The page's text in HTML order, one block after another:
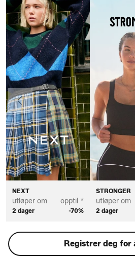
NEXT
utløper om
2 dager
opptil *
-70%
STRONGER
utløper om
2 dager
Forrige
Registrer deg for